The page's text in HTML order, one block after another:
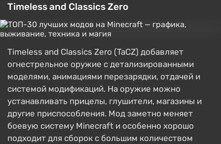
Timeless and Classics Zero
Timeless and Classics Zero (TaCZ) добавляет
огнестрельное оружие с детализированными
моделями, анимациями перезарядки, отдачей и
системой модификаций. На оружие можно
устанавливать прицелы, глушители, магазины и
другие приспособления. Мод заметно меняет
боевую систему Minecraft и особенно хорошо
подходит для сборок с большим количеством